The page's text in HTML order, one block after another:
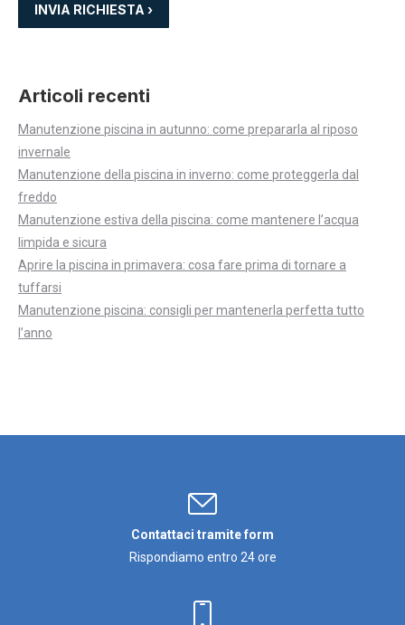
Articoli recenti
Manutenzione piscina in autunno: come prepararla al riposo
invernale
Manutenzione della piscina in inverno: come proteggerla dal
freddo
Manutenzione estiva della piscina: come mantenere l’acqua
limpida e sicura
Aprire la piscina in primavera: cosa fare prima di tornare a
tuffarsi
Manutenzione piscina: consigli per mantenerla perfetta tutto
l’anno
Contattaci tramite form
Rispondiamo entro 24 ore